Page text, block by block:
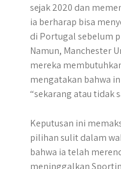
sejak 2020 dan
ia berharap bisa
di Portugal sebelum
Namun, Manchester
mereka
mengatakan bahwa
“sekarang atau tidak
Keputusan ini
pilihan sulit dalam
bahwa ia telah
meninggalkan